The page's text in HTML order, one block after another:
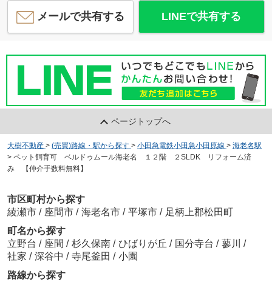
メールで共有する LINEで共有する
ページトップへ
大樹不動産 > (売買)路線・駅から探す > 小田急電鉄小田急小田原線 > 海老名駅
> ペット飼育可 ベルドゥムール海老名 １２階 ２SLDK リフォーム済
み 【仲介手数料無料】
市区町村から探す
綾瀬市 / 座間市 / 海老名市 / 平塚市 / 足柄上郡松田町
町名から探す
立野台 / 座間 / 杉久保南 / ひばりが丘 / 国分寺台 / 蓼川 /
社家 / 深谷中 / 寺尾釜田 / 小園
路線から探す